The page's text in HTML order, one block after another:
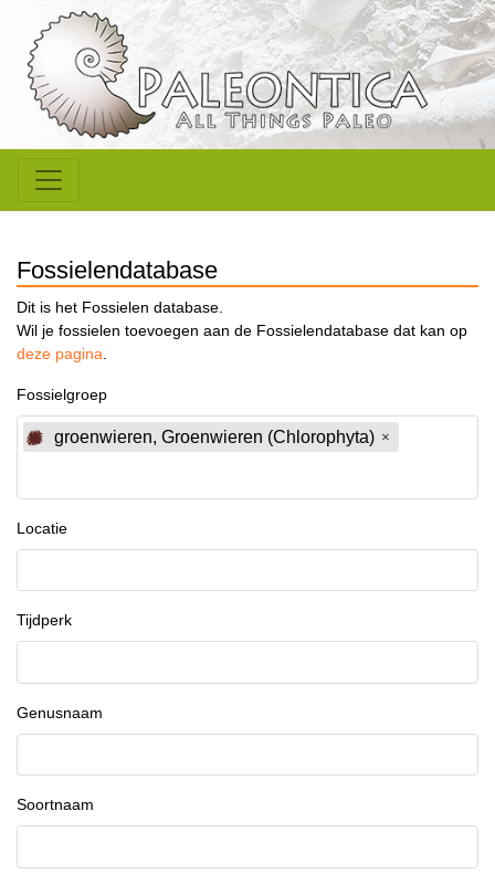
Fossielendatabase
Dit is het Fossielen database.
Wil je fossielen toevoegen aan de Fossielendatabase dat kan op
deze pagina.
Fossielgroep
groenwieren, Groenwieren (Chlorophyta)
Locatie
Tijdperk
Genusnaam
Soortnaam